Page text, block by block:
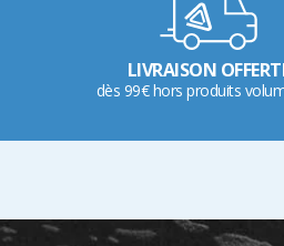
LIVRAISON
dès 99€ hors produits